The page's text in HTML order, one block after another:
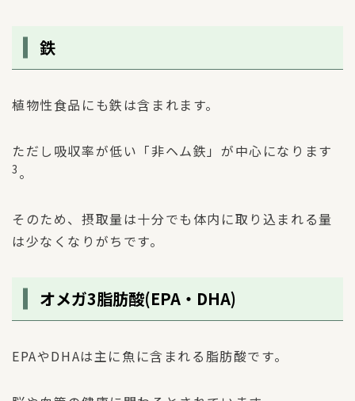
鉄
植物性食品にも鉄は含まれます。
ただし吸収率が低い「非ヘム鉄」が中心になります
3 。
そのため、摂取量は十分でも体内に取り込まれる量
は少なくなりがちです。
オメガ3脂肪酸(EPA・DHA)
EPAやDHAは主に魚に含まれる脂肪酸です。